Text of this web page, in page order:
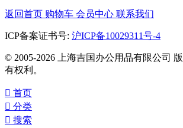
返回首页 购物车 会员中心 联系我们
ICP备案证书号: 沪ICP备10029311号-4
© 2005-2026 上海吉国办公用品有限公司
有权利。
 首页
 分类
 搜索